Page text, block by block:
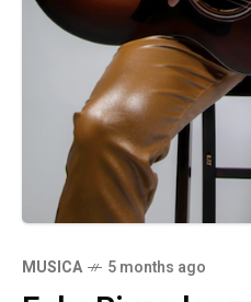
MUSICA 5 months ago